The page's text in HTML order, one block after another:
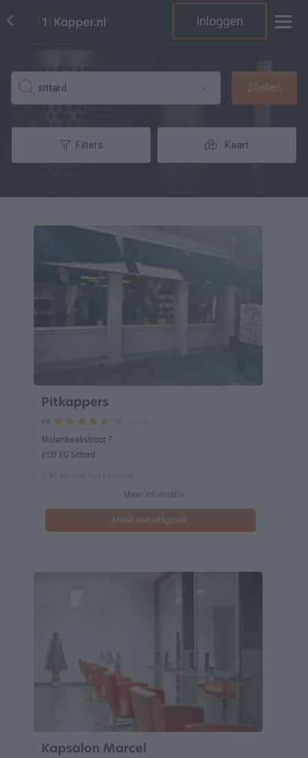
Inloggen
Zoeken
Filters Kaart
Pitkappers
9.5
Molenbeekstraat 7
6131 EG Sittard
Meer informatie
Maak een afspraak
Kapsalon Marcel